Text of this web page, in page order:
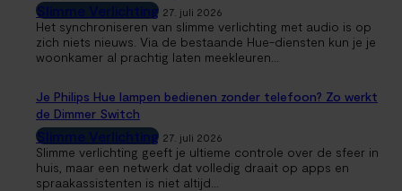
Slimme Verlichting 27. juli 2026
Het synchroniseren van slimme verlichting met audio is op
zich niets nieuws. Via de bestaande Hue-diensten kun je je
woonkamer al prachtig laten meekleuren...
Je Philips Hue lampen bedienen zonder telefoon? Zo werkt
de Dimmer Switch
Slimme Verlichting 27. juli 2026
Slimme verlichting geeft je ultieme controle over de sfeer in
huis, maar een netwerk dat volledig draait op apps en
spraakassistenten is niet altijd...